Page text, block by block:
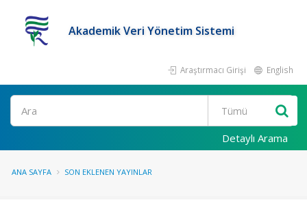
Akademik Veri Yönetim Sistemi
Araştırmacı Girişi English
Ara
Detaylı Arama
ANA SAYFA SON EKLENEN YAYINLAR